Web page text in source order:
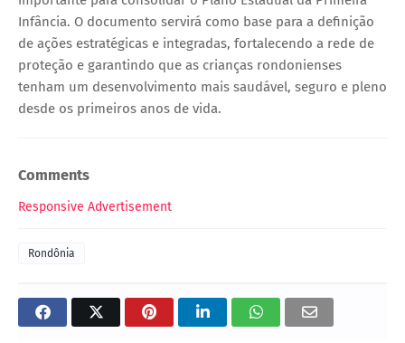
Infância. O documento servirá como base para a definição
de ações estratégicas e integradas, fortalecendo a rede de
proteção e garantindo que as crianças rondonienses
tenham um desenvolvimento mais saudável, seguro e pleno
desde os primeiros anos de vida.
Comments
Responsive Advertisement
Rondônia